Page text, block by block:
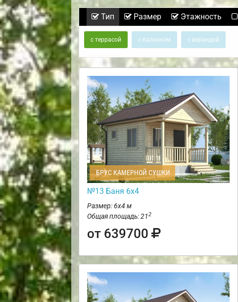
Тип Размер Этажность
с террасой с балконом с верандой
БРУС КАМЕРНОЙ СУШКИ
№13 Баня 6х4
Размер: 6х4 м
Общая площадь: 212
от 639700